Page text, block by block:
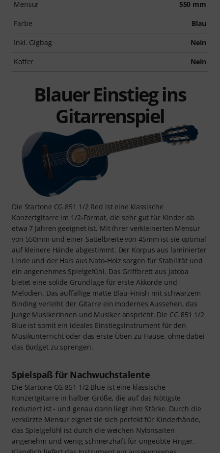
Mensur 550 mm
Farbe Blau
Inkl. Gigbag Nein
Koffer Nein
Blauer Einstieg ins
Gitarrenspiel
Die Startone CG 851 1/2 Red ist eine klassische
Konzertgitarre im 1/2-Format, die sehr gut für Kinder ab
etwa 7 Jahren geeignet ist. Mit ihrer verkleinerten Mensur
von 550mm und einer Sattelbreite von 45mm ist sie optimal
auf kleinere Hände abgestimmt. Der Korpus aus laminierter
Linde und der Hals aus Nato-Holz sorgen für Stabilität und
ein angenehmes Spielgefühl. Das Griffbrett aus Jatoba
bietet eine solide Grundlage für erste Akkorde und
Melodien. Das auffällige matte Blau-Finish mit schwarzem
Binding verleiht der Gitarre ein modernes Aussehen, das
junge Musikerinnen und Musiker anspricht. Die CG 851 1/2
Blue ist somit ein ideales Einstiegsinstrument für den
Musikunterricht oder das erste Üben zu Hause, ohne dabei
das Budget zu sprengen.
Spielspaß für Nachwuchstalente
Die Startone CG 851 1/2 Blue ist eine klassische
Konzertgitarre in halber Größe, die auf das Nötigste
reduziert ist - und genau darin liegt ihre Stärke. Durch die
verkürzte Mensur eignet sie sich perfekt für Kinderhände,
das Spielgefühl ist durch die weichen Nylonsaiten
angenehm und wenig schmerzhaft für ungeübte Finger.